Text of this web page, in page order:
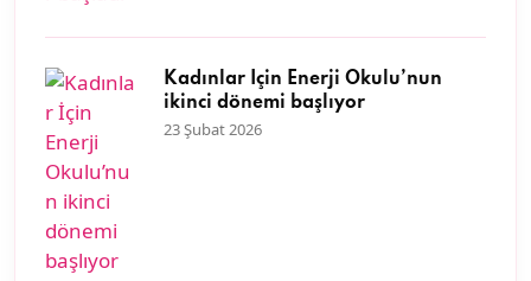
Kadınlar İçin Enerji Okulu’nun
ikinci dönemi başlıyor
23 Şubat 2026